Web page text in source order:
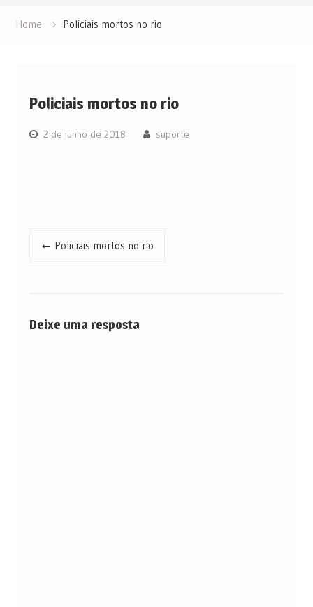
Home Policiais mortos no rio
Policiais mortos no rio
2 de junho de 2018 suporte
Navegação
Policiais mortos no rio
Deixe uma resposta